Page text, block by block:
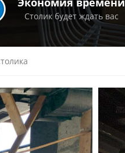
Столик будет ждать вас